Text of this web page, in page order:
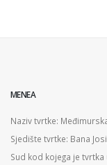
MENEA
Naziv tvrtke:
Sjedište tvrtke: Bana
Sud kod kojega je